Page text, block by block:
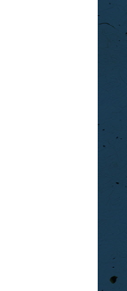
불
공
공
도
제
묵
상
묵
공
공
직